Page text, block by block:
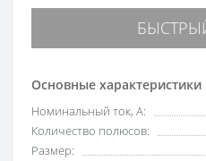
Основные характеристики
Номинальный ток, А:
Количество полюсов:
Размер: